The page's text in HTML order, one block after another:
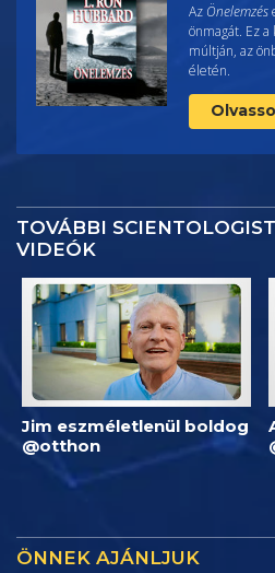
Az Önelemzés
önmagát. Ez
múltján, az
életén.
TOVÁBBI
VIDEÓK
Jim eszméletlenül boldog
@otthon
ÖNNEK AJÁNLJUK